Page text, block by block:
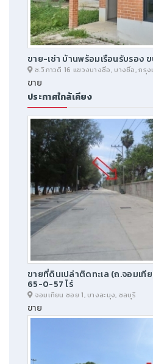
ขาย-เช่า บ้านพร้อมเรือนรับรอง
ซ.วิภาวดี 16 แขวงบางซื่อ, บางซื่อ, กรุ
ขาย
ประกาศใกล้เคียง
ขายที่ดินเปล่าติดทะเล (ถ.จอมเที
65-0-57 ไร่
จอมเทียน ซอย 1, บางละมุง, ชลบุรี
ขาย